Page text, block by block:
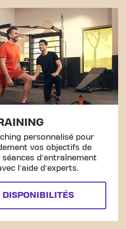
personnalisé pour
vos objectifs de
d'entraînement
l'aide d'experts.